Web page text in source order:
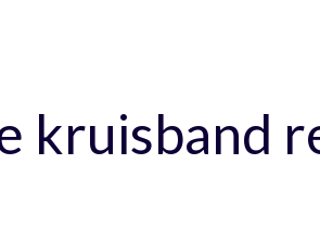
kruisband